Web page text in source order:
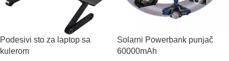
Podesivi sto za laptop sa
kulerom
Solarni Powerbank punjač
60000mAh